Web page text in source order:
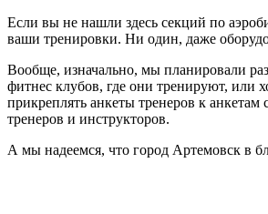
Если вы не нашли здесь секций по
ваши тренировки. Ни один, даже
Вообще, изначально, мы планировали
фитнес клубов, где они тренируют, или
прикреплять анкеты тренеров к
тренеров и инструкторов.
А мы надеемся, что город Артемовск в